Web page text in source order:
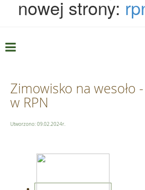
nowej strony:
Zimowisko na wesoło -
w RPN
Utworzono: 09.02.2024r.